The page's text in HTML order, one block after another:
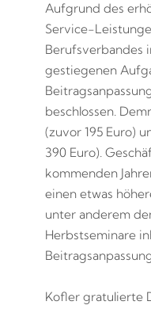
Aufgrund des
Service-
Berufsverbandes
gestiegenen
beschlossen.
(zuvor 195 Euro)
390 Euro).
kommenden
einen etwas
unter anderem
Herbstseminare
Kofler gratulierte